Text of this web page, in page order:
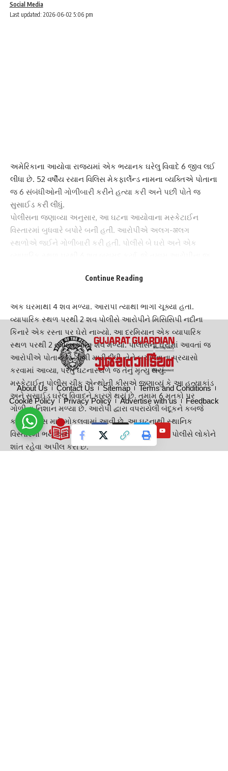
Last updated: 2026-06-02 5:06 pm
Social Media
અમેરિકાના આયોવા રાજ્યમાં એક ભયાનક ઘરેલુ વિવાદે 6 જીવ લઈ
લીધા છે. 52 વર્ષીય રયાન વિલિસ મેકફાર્લેન્ડ નામના વ્યક્તિએ પોતાના
જ 6 સંબંધીઓની ગોળીબારી કરીને હત્યા કરી અને પછી પોતે જ
સુસાઈડ કરી લીધું.
પોલીસના જણાવ્યા અનુસાર, આ ઘટના આયોવાના મસ્કેટાઈન
વિસ્તારમાં બુધવારે બપોરે બની હતી. આરોપીએ અલગ-अલગ
સ્થળોએ જઈને ગોળીબારી કરી હતી. પોલીસે બે ઘરો અને એક
એક ઘરમાંથી 4 શવ મળ્યા પોલીસને જ્યારે સૂચના મળી કે એક
એક ઘરમાંથી 4 શવ મળ્યા. આરોપી ત્યાંથી ભાગી ચૂક્યો હતો.
વ્યાપારિક સ્થળ પરથી 2 શવ પોલીસે આરોપીને મિસિસિપી નદીના
કિનારે એક રસ્તા પર ઘેરો નાખ્યો. આ દરમિયાન એક વ્યાપારિક
સ્થળ પરથી 2 વ્યક્તિઓના શવ મળ્યા. પોલીસના ઘેરામાં આવતાં જ
આરોપીએ પોતાને જ ગોળી મારી દીધી. તેને બચાવવાના પ્રયાસો
કરવામાં આવ્યા, પરંતુ ઘટનાસ્થળે જ તેનું મૃત્યુ થયું.
મસ્કેટાઈન પોલીસ ચીફ એન્થોની કીસએ જણાવ્યું કે આ હત્યાકાંડ
અને સુસાઈડ ઘરેલુ વિવાદને કારણે થયું છે. તમામ 6 મૃતકો પર
ગોળીના નિશાન મળ્યા છે. આરોપી દ્વારા વપરાયેલી બંદૂકને કબજે
કરીને તપાસ માટે મોકલવામાં આવી છે. આ ઘટનાથી સ્થાનિક
વિસ્તારમાં ભય અને દહેશતનો માહોલ છવાઈ ગયો છે. પોલીસે લોકોને
શાંત રહેવા અપીલ કરી છે.
Continue Reading
About Us Contact Us Sitemap
Terms and Conditions
Cookie Policy
Privacy Policy Advertise with us Feedback